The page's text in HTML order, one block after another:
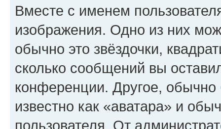
Вместе с именем
изображения. Одно из них
обычно это звёздочки,
сколько сообщений вы
конференции. Другое,
известно как «аватара» и
пользователя. От